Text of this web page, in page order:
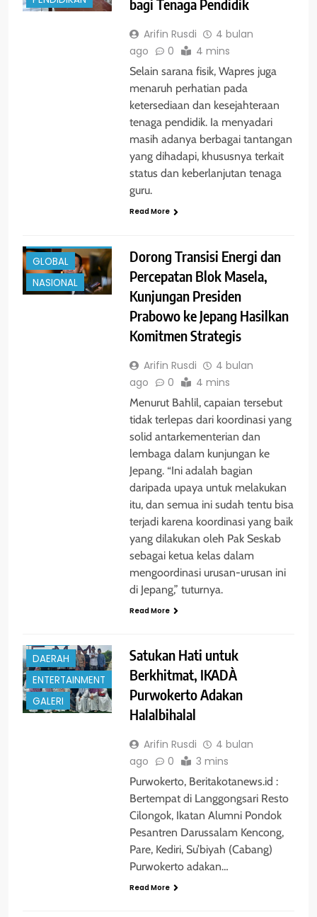
bagi Tenaga Pendidik
Arifin Rusdi
4 bulan
ago
0 4 mins
Selain sarana fisik, Wapres juga
menaruh perhatian pada
ketersediaan dan kesejahteraan
tenaga pendidik. Ia menyadari
masih adanya berbagai tantangan
yang dihadapi, khususnya terkait
status dan keberlanjutan tenaga
guru.
Read More
GLOBAL
NASIONAL
Dorong Transisi Energi dan
Percepatan Blok Masela,
Kunjungan Presiden
Prabowo ke Jepang Hasilkan
Komitmen Strategis
Arifin Rusdi
4 bulan
ago
0 4 mins
Menurut Bahlil, capaian tersebut
tidak terlepas dari koordinasi yang
solid antarkementerian dan
lembaga dalam kunjungan ke
Jepang. “Ini adalah bagian
daripada upaya untuk melakukan
itu, dan semua ini sudah tentu bisa
terjadi karena koordinasi yang baik
yang dilakukan oleh Pak Seskab
sebagai ketua kelas dalam
mengoordinasi urusan-urusan ini
di Jepang,” tuturnya.
Read More
DAERAH
ENTERTAINMENT
GALERI
Satukan Hati untuk
Berkhitmat, IKADÀ
Purwokerto Adakan
Halalbihalal
Arifin Rusdi
4 bulan
ago
0 3 mins
Purwokerto, Beritakotanews.id :
Bertempat di Langgongsari Resto
Cilongok, Ikatan Alumni Pondok
Pesantren Darussalam Kencong,
Pare, Kediri, Su’biyah (Cabang)
Purwokerto adakan…
Read More